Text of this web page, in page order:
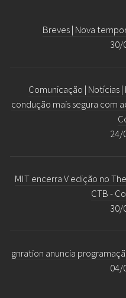
Breves | Nova
30/
Comunicação | Notícias
condução mais segura com
24/
MIT encerra V edição no
CTB -
30/
gnration anuncia
04/